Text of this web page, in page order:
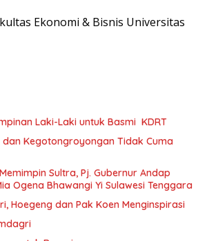
Ekonomi & Bisnis Universitas
Laki-Laki untuk Basmi KDRT
Kegotongroyongan Tidak Cuma
Sultra, Pj. Gubernur Andap
Ogena Bhawangi Yi Sulawesi Tenggara
Hoegeng dan Pak Koen Menginspirasi